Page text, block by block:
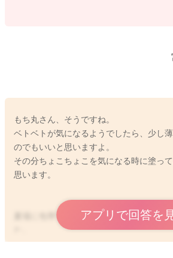
もち丸さん、そうですね。
ベトベトが気になるようでしたら、少し
のでもいいと思いますよ。
その分ちょこちょこを気になる時に塗っ
思います。
夏場に包帯で汗疹ですが、我が家では問
ベタベタとシールタイプではない、皮膚
アプリで回答を